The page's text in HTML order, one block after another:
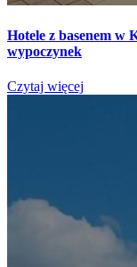
Hotele z basenem w
wypoczynek
Czytaj więcej